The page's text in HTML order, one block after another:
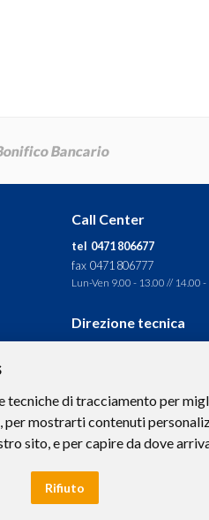
tecniche di tracciamento per
per mostrarti contenuti
sito, e per capire da dove
Rifiuto
Call Center
tel 0471 806677
fax 0471 806777
Lun-Ven 9.00 - 13.00 // 14.00 -
Direzione tecnica
P.IVA: 01652670215
BZ-154275 | ignastoursrl@mail-